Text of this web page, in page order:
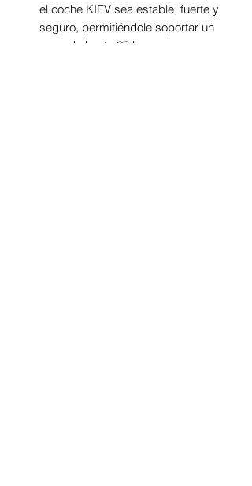
el coche KIEV sea estable, fuerte y
seguro, permitiéndole soportar un
peso de hasta 20 kg .